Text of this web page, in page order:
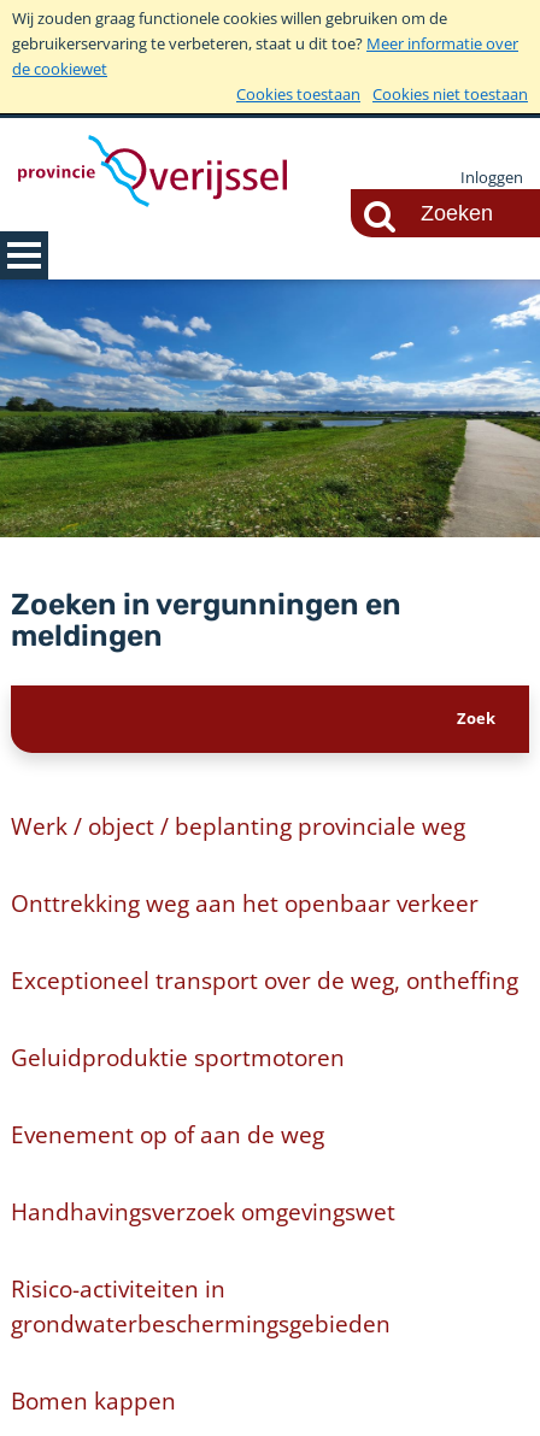
Wij zouden graag functionele cookies willen gebruiken om de
gebruikerservaring te verbeteren, staat u dit toe? Meer informatie over
de cookiewet
Cookies toestaan
Cookies niet toestaan
Inloggen
Zoeken in vergunningen en
meldingen
Werk / object / beplanting provinciale weg
Onttrekking weg aan het openbaar verkeer
Exceptioneel transport over de weg, ontheffing
Geluidproduktie sportmotoren
Evenement op of aan de weg
Handhavingsverzoek omgevingswet
Risico-activiteiten in
grondwaterbeschermingsgebieden
Bomen kappen